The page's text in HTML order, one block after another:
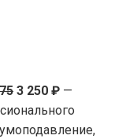
3 250 ₽ —